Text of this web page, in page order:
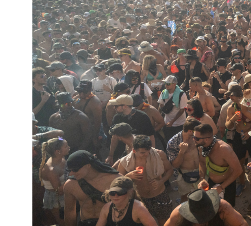
Política de PrivacidadPolítica de CookiesAviso LegalPolítica de Sostenibilidad